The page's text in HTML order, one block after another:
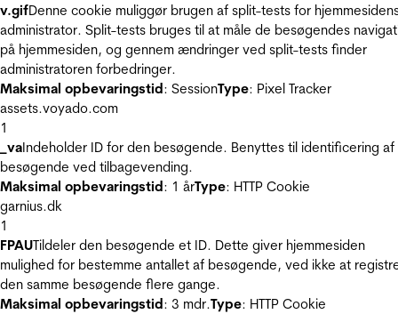
v.gifDenne cookie muliggør brugen af split-tests for
administrator. Split-tests bruges til at måle de besøgendes
på hjemmesiden, og gennem ændringer ved split-tests finder
administratoren forbedringer.
Maksimal opbevaringstid: SessionType: Pixel Tracker
assets.voyado.com
1
_vaIndeholder ID for den besøgende. Benyttes til identificering af
besøgende ved tilbagevending.
Maksimal opbevaringstid: 1 årType: HTTP Cookie
garnius.dk
1
FPAUTildeler den besøgende et ID. Dette giver hjemmesiden
mulighed for bestemme antallet af besøgende, ved ikke at
den samme besøgende flere gange.
Maksimal opbevaringstid: 3 mdr.Type: HTTP Cookie